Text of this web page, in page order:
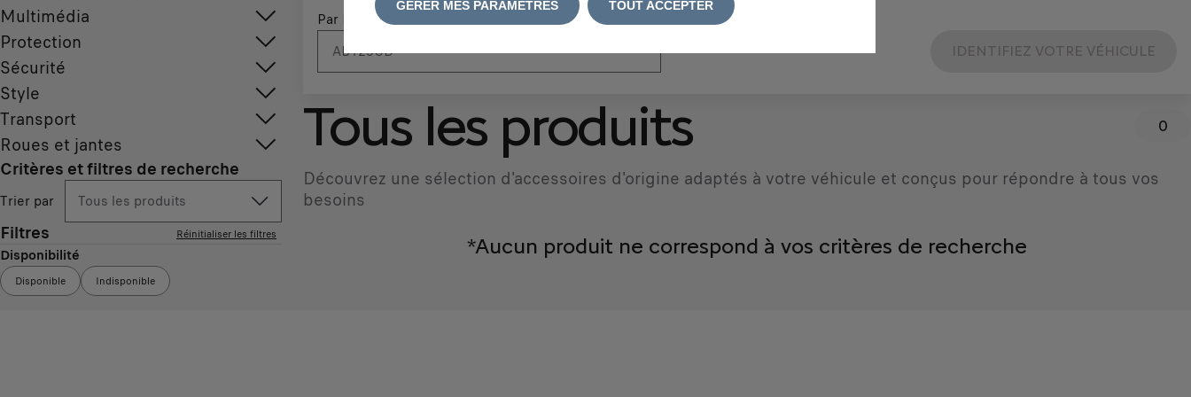
Multimédia
Protection
Sécurité
Style
Transport
Roues et jantes
Critères et filtres de recherche
Trier par Tous les produits
Filtres Réinitialiser les filtres
Disponibilité
Disponible Indisponible
Par N° d'immatriculation
IDENTIFIEZ VOTRE VÉHICULE
Tous les produits 0
Découvrez une sélection d'accessoires d'origine adaptés à votre véhicule et conçus pour répondre à tous vos
besoins
*Aucun produit ne correspond à vos critères de recherche
GÉRER MES PARAMÈTRES TOUT ACCEPTER